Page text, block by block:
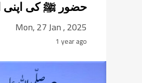
حضور ﷺ کی اپنی
Mon, 27 Jan , 2025
1 year ago